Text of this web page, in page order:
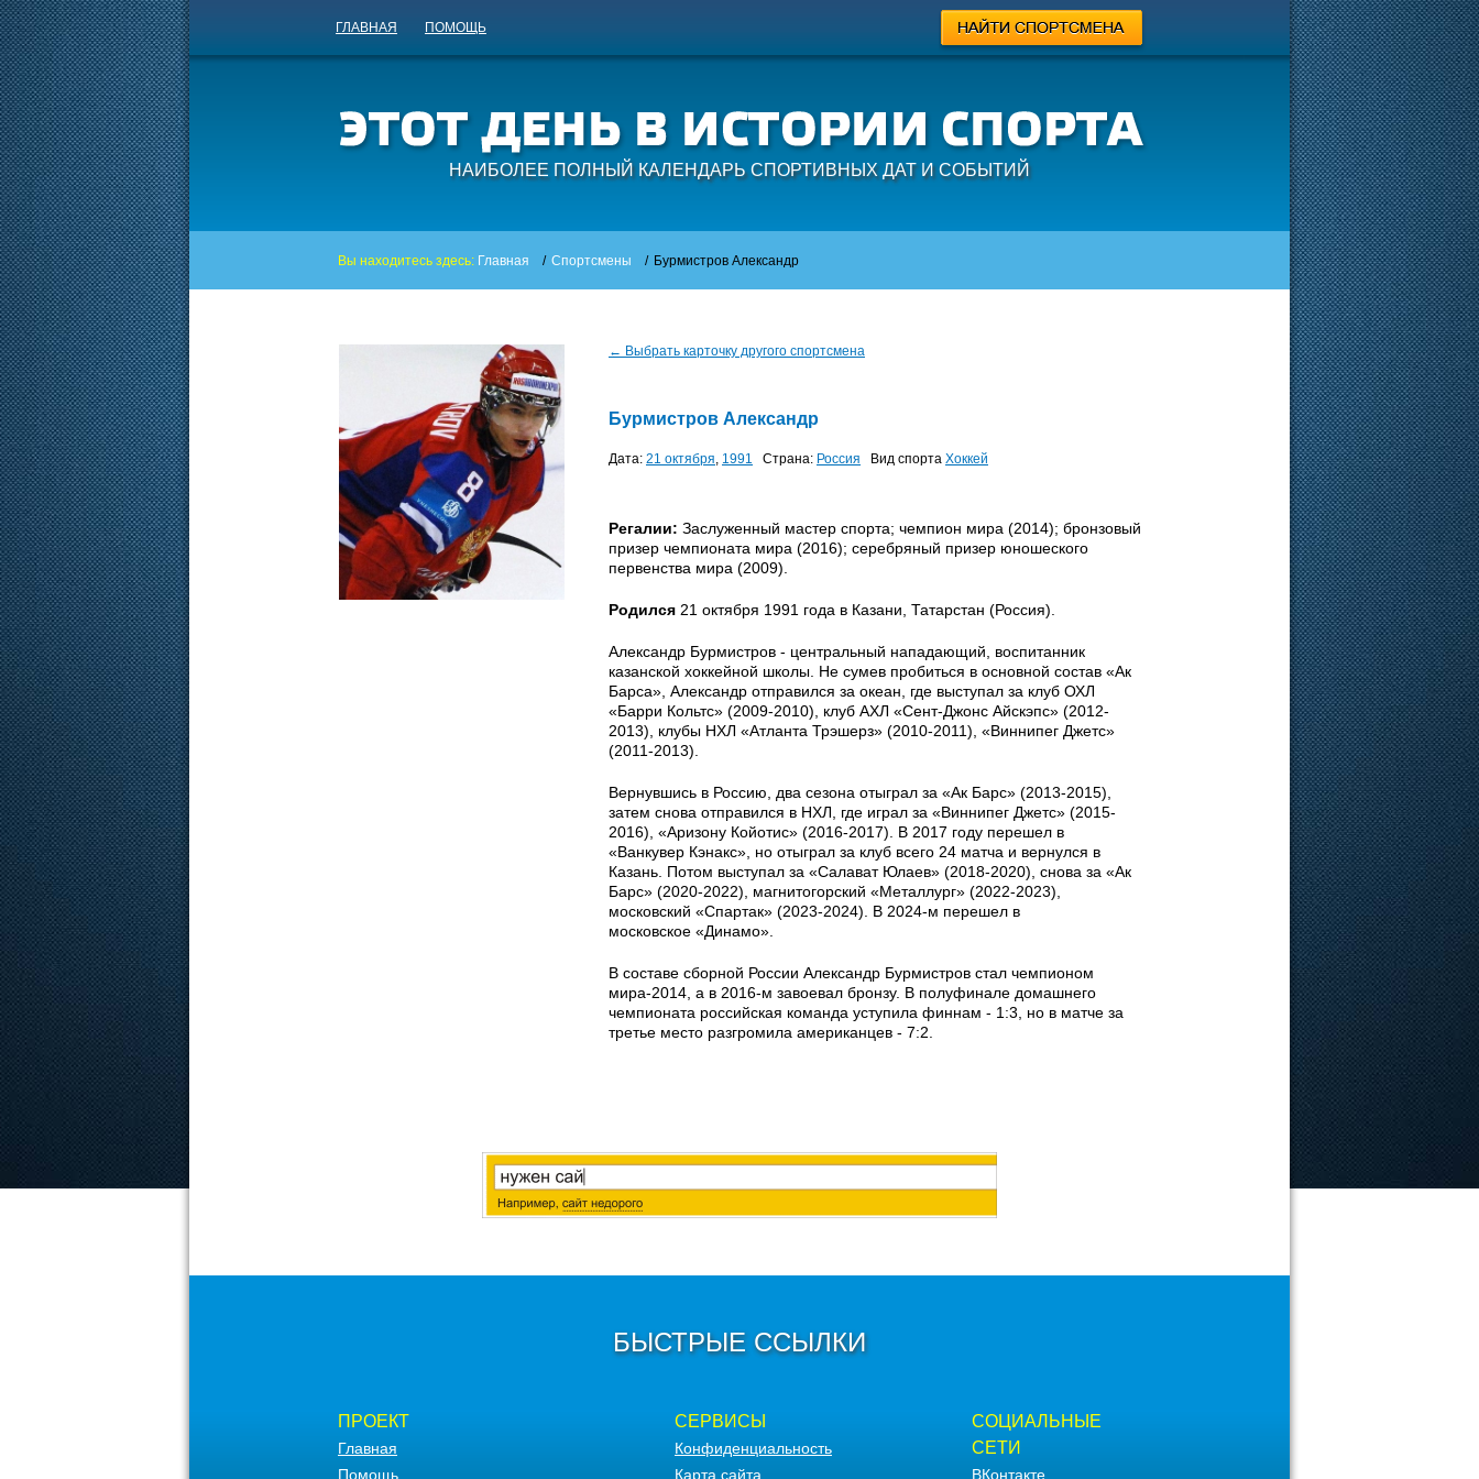
ГЛАВНАЯ ПОМОЩЬ
НАИБОЛЕЕ ПОЛНЫЙ КАЛЕНДАРЬ СПОРТИВНЫХ ДАТ И СОБЫТИЙ
Вы находитесь здесь: Главная / Спортсмены / Бурмистров Александр
← Выбрать карточку другого спортсмена
Бурмистров Александр
Дата: 21 октября, 1991 Страна: Россия Вид спорта Хоккей
Регалии: Заслуженный мастер спорта; чемпион мира (2014); бронзовый
призер чемпионата мира (2016); серебряный призер юношеского
первенства мира (2009).
Родился 21 октября 1991 года в Казани, Татарстан (Россия).
Александр Бурмистров - центральный нападающий, воспитанник
казанской хоккейной школы. Не сумев пробиться в основной состав «Ак
Барса», Александр отправился за океан, где выступал за клуб ОХЛ
«Барри Кольтс» (2009-2010), клуб АХЛ «Сент-Джонс Айскэпс» (2012-
2013), клубы НХЛ «Атланта Трэшерз» (2010-2011), «Виннипег Джетс»
(2011-2013).
Вернувшись в Россию, два сезона отыграл за «Ак Барс» (2013-2015),
затем снова отправился в НХЛ, где играл за «Виннипег Джетс» (2015-
2016), «Аризону Койотис» (2016-2017). В 2017 году перешел в
«Ванкувер Кэнакс», но отыграл за клуб всего 24 матча и вернулся в
Казань. Потом выступал за «Салават Юлаев» (2018-2020), снова за «Ак
Барс» (2020-2022), магнитогорский «Металлург» (2022-2023),
московский «Спартак» (2023-2024). В 2024-м перешел в
московское «Динамо».
В составе сборной России Александр Бурмистров стал чемпионом
мира-2014, а в 2016-м завоевал бронзу. В полуфинале домашнего
чемпионата российская команда уступила финнам - 1:3, но в матче за
третье место разгромила американцев - 7:2.
БЫСТРЫЕ ССЫЛКИ
ПРОЕКТ
Главная
Помощь
СЕРВИСЫ
Конфиденциальность
Карта сайта
СОЦИАЛЬНЫЕ
СЕТИ
ВКонтакте